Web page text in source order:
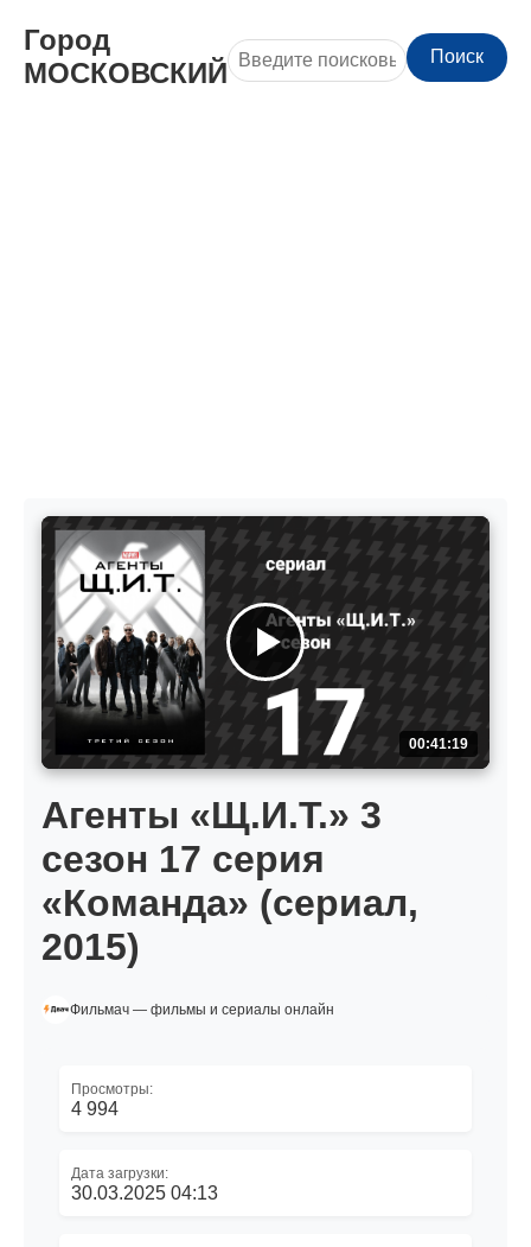
Город
МОСКОВСКИЙ
Поиск
00:41:19
Агенты «Щ.И.Т.» 3
сезон 17 серия
«Команда» (сериал,
2015)
Фильмач — фильмы и сериалы онлайн
Просмотры:
4 994
Дата загрузки:
30.03.2025 04:13